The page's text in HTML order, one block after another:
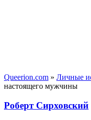
Queerion.com » Личные
настоящего мужчины
Роберт Сирховский